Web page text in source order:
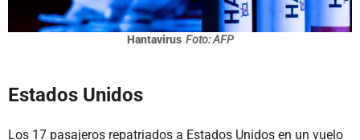
Hantavirus Foto: AFP
Estados Unidos
Los 17 pasajeros repatriados a Estados Unidos en un vuelo